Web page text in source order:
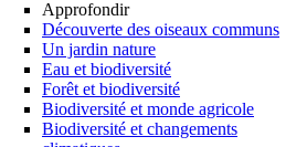
Approfondir
Découverte des oiseaux communs
Un jardin nature
Eau et biodiversité
Forêt et biodiversité
Biodiversité et monde agricole
Biodiversité et changements